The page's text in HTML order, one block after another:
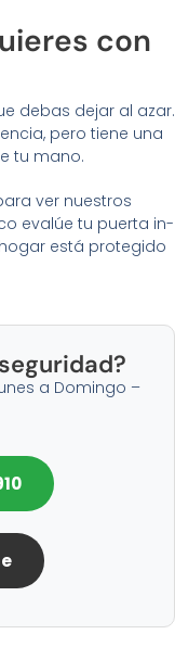
con
debas dejar al azar.
pero tiene una
tu mano.
ver nuestros
evalúe tu puerta in-
está protegido
a Domingo –